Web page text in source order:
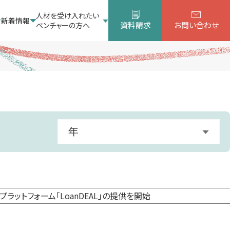
新着情報 人材を受け入れたい
ベンチャーの方へ
資料請求 お問い合わせ
年
2026年
ットフォーム「LoanDEAL」の提供を開始